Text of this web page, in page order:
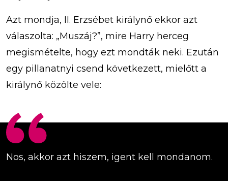
Azt mondja, II. Erzsébet királynő ekkor azt
válaszolta: „Muszáj?”, mire Harry herceg
megismételte, hogy ezt mondták neki. Ezután
egy pillanatnyi csend következett, mielőtt a
királynő közölte vele:
Nos, akkor azt hiszem, igent kell mondanom.